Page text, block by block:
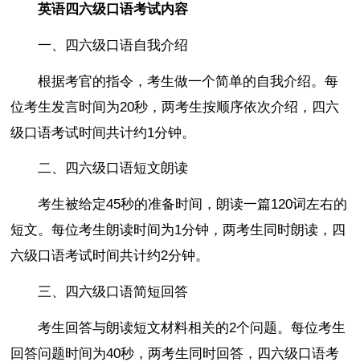
英语四六级口语考试内容
一、四六级口语自我介绍
根据考官的指令，考生做一个简单的自我介绍。每
位考生发言时间为20秒，两考生按顺序依次介绍，四六
级口语考试时间共计约1分钟。
二、四六级口语短文朗读
考生被给定45秒的准备时间，朗读一篇120词左右的
短文。每位考生朗读时间为1分钟，两考生同时朗读，四
六级口语考试时间共计约2分钟。
三、四六级口语简短回答
考生回答与朗读短文材料相关的2个问题。每位考生
回答问题时间为40秒，两考生同时回答，四六级口语考